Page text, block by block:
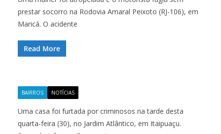
prestar socorro na Rodovia Amaral Peixoto (RJ-106), em
Maricá. O acidente
Read More
BAIRROS NOTÍCIAS
Uma casa foi furtada por criminosos na tarde desta
quarta-feira (30), no Jardim Atlântico, em Itaipuaçu.